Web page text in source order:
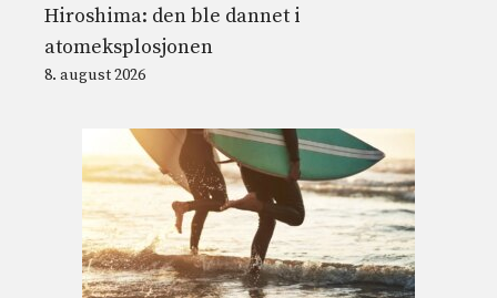
Hiroshima: den ble dannet i
atomeksplosjonen
8. august 2026